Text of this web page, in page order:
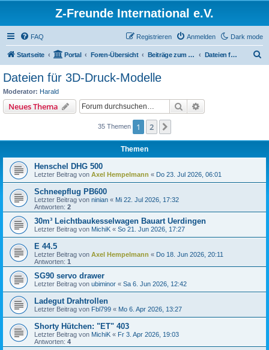
Z-Freunde International e.V.
Dark mode
FAQ Anmelden
Registrieren
Startseite Portal Foren-Übersicht Beiträge zum Modellbau Dateien für 3D-Druck-Modelle
Dateien für 3D-Druck-Modelle
Moderator: Harald
Neues Thema Suche
35 Themen 1 2
Themen
Henschel DHG 500
Letzter Beitrag von Axel Hempelmann « Do 23. Jul 2026, 06:01
Schneepflug PB600
Letzter Beitrag von ninian « Mi 22. Jul 2026, 17:32
Antworten: 2
30m³ Leichtbaukesselwagen Bauart Uerdingen
Letzter Beitrag von MichiK « So 21. Jun 2026, 17:27
E 44.5
Letzter Beitrag von Axel Hempelmann « Do 18. Jun 2026, 20:11
Antworten: 1
SG90 servo drawer
Letzter Beitrag von ubiminor « Sa 6. Jun 2026, 12:42
Ladegut Drahtrollen
Letzter Beitrag von Fbl799 « Mo 6. Apr 2026, 13:27
Shorty Hütchen: "ET" 403
Letzter Beitrag von MichiK « Fr 3. Apr 2026, 19:03
Antworten: 4